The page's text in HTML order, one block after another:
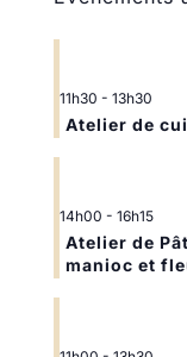
11h30 - 13h30
Atelier de
14h00 - 16h15
Atelier de
manioc et